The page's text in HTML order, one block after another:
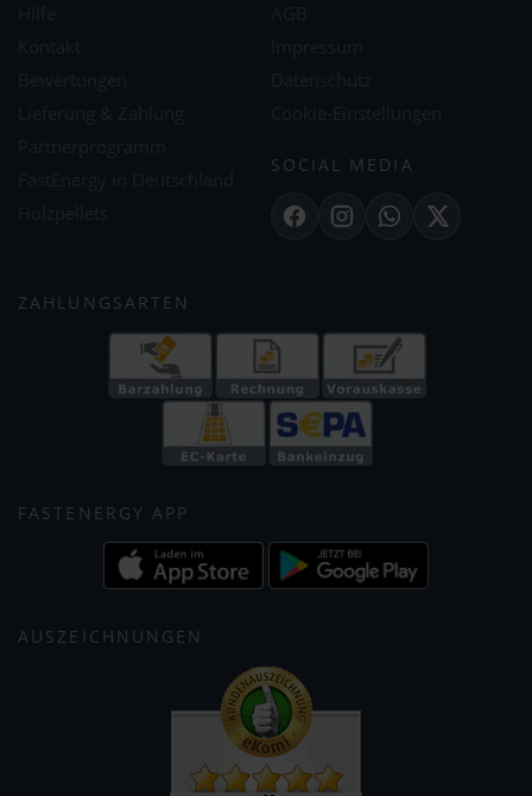
SOCIAL MEDIA
FacebookInstagramWhatsApp
X
ZAHLUNGSARTEN
FASTENERGY APP
AUSZEICHNUNGEN